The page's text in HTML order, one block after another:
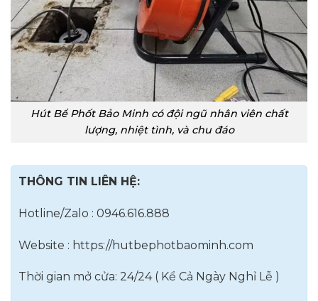
Hút Bể Phốt Bảo Minh có đội ngũ nhân viên chất
lượng, nhiệt tình, và chu đáo
THÔNG TIN LIÊN HỆ:
Hotline/Zalo : 0946.616.888
Website : https://hutbephotbaominh.com
Thời gian mở cửa: 24/24 ( Kể Cả Ngày Nghỉ Lễ )